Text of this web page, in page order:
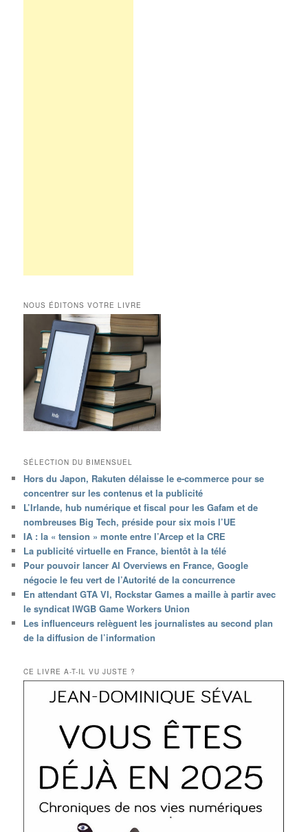
NOUS ÉDITONS VOTRE LIVRE
SÉLECTION DU BIMENSUEL
Hors du Japon, Rakuten délaisse le e-commerce pour se
concentrer sur les contenus et la publicité
L’Irlande, hub numérique et fiscal pour les Gafam et de
nombreuses Big Tech, préside pour six mois l’UE
IA : la « tension » monte entre l’Arcep et la CRE
La publicité virtuelle en France, bientôt à la télé
Pour pouvoir lancer AI Overviews en France, Google
négocie le feu vert de l’Autorité de la concurrence
En attendant GTA VI, Rockstar Games a maille à partir avec
le syndicat IWGB Game Workers Union
Les influenceurs relèguent les journalistes au second plan
de la diffusion de l’information
CE LIVRE A-T-IL VU JUSTE ?